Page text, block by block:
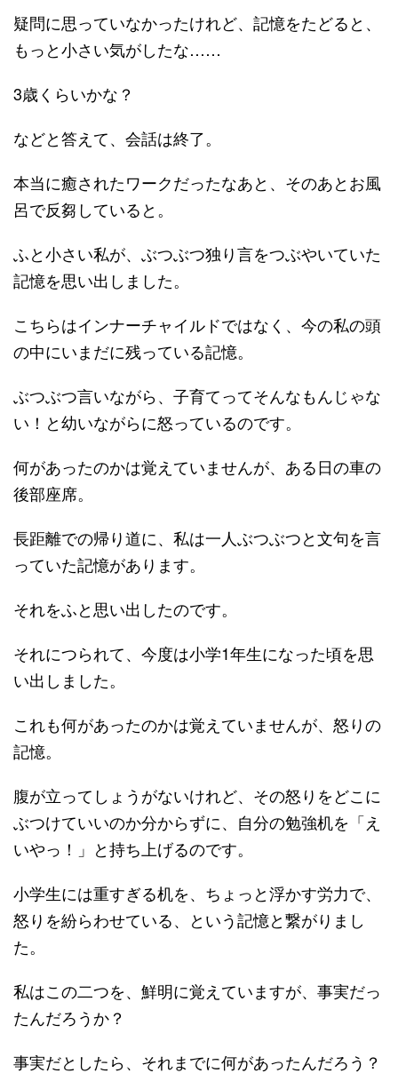
疑問に思っていなかったけれど、記憶をたどると、
もっと小さい気がしたな……
3歳くらいかな？
などと答えて、会話は終了。
本当に癒されたワークだったなあと、そのあとお風
呂で反芻していると。
ふと小さい私が、ぶつぶつ独り言をつぶやいていた
記憶を思い出しました。
こちらはインナーチャイルドではなく、今の私の頭
の中にいまだに残っている記憶。
ぶつぶつ言いながら、子育てってそんなもんじゃな
い！と幼いながらに怒っているのです。
何があったのかは覚えていませんが、ある日の車の
後部座席。
長距離での帰り道に、私は一人ぶつぶつと文句を言
っていた記憶があります。
それをふと思い出したのです。
それにつられて、今度は小学1年生になった頃を思
い出しました。
これも何があったのかは覚えていませんが、怒りの
記憶。
腹が立ってしょうがないけれど、その怒りをどこに
ぶつけていいのか分からずに、自分の勉強机を「え
いやっ！」と持ち上げるのです。
小学生には重すぎる机を、ちょっと浮かす労力で、
怒りを紛らわせている、という記憶と繋がりまし
た。
私はこの二つを、鮮明に覚えていますが、事実だっ
たんだろうか？
事実だとしたら、それまでに何があったんだろう？